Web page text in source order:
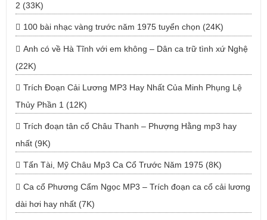
2 (33K)
100 bài nhạc vàng trước năm 1975 tuyển chọn (24K)
Anh có về Hà Tĩnh với em không – Dân ca trữ tình xứ Nghệ
(22K)
Trích Đoạn Cải Lương MP3 Hay Nhất Của Minh Phụng Lệ
Thủy Phần 1 (12K)
Trích đoạn tân cổ Châu Thanh – Phượng Hằng mp3 hay
nhất (9K)
Tấn Tài, Mỹ Châu Mp3 Ca Cổ Trước Năm 1975 (8K)
Ca cổ Phương Cẩm Ngọc MP3 – Trích đoạn ca cổ cải lương
dài hơi hay nhất (7K)